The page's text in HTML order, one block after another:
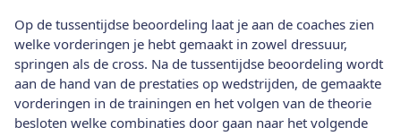
Op de tussentijdse beoordeling laat je aan de coaches zien
welke vorderingen je hebt gemaakt in zowel dressuur,
springen als de cross. Na de tussentijdse beoordeling wordt
aan de hand van de prestaties op wedstrijden, de gemaakte
vorderingen in de trainingen en het volgen van de theorie
besloten welke combinaties door gaan naar het volgende